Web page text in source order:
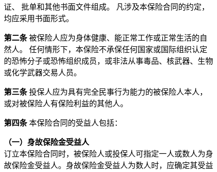
证、 批单和其他书面文件组成。 凡涉及本保险合同的约定，
均应采用书面形式。
第二条被保险人应为身体健康、能正常工作或正常生活的自
然人。 任何情形下，本保险不承保任何国家或国际组织认定
的恐怖分子或恐怖组织成员，或非法从事毒品、核武器、生物
或化学武器交易人员。
第三条投保人应为具有完全民事行为能力的被保险人本人，
或对被保险人有保险利益的其他人。
第四条本保险合同的受益人包括：
（一）身故保险金受益人
订立本保险合同时，被保险人或投保人可指定一人或数人为身
故保险金受益人。身故保险金受益人为数人时，应确定其受益